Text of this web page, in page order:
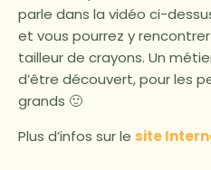
parle dans la vidéo ci-
et vous pourrez y
tailleur de crayons. Un
d’être découvert, pour les
grands 🙂
Plus d’infos sur le site